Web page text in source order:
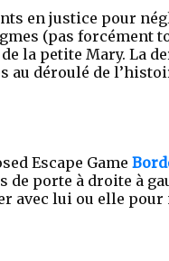
en justice pour
(pas forcément
la petite Mary. La
au déroulé de
Escape Game
de porte à droite à
avec lui ou elle